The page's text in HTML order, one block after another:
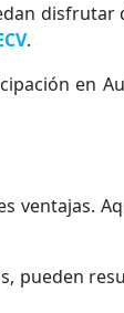
disfrutar
.
en
ventajas.
pueden